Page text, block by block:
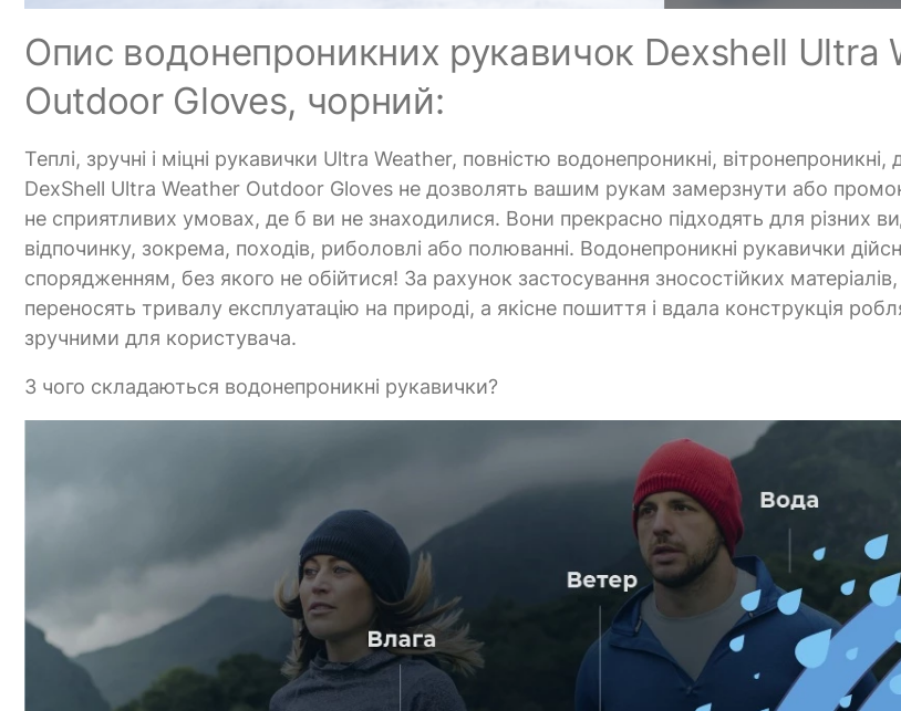
Опис водонепроникних рукавичок Dexshell Ultra
Outdoor Gloves, чорний:
Теплі, зручні і міцні рукавички Ultra Weather, повністю водонепроникні,
DexShell Ultra Weather Outdoor Gloves не дозволять вашим рукам замерзнути або
не сприятливих умовах, де б ви не знаходилися. Вони прекрасно підходять для різних
відпочинку, зокрема, походів, риболовлі або полюванні. Водонепроникні рукавички
спорядженням, без якого не обійтися! За рахунок застосування зносостійких
переносять тривалу експлуатацію на природі, а якісне пошиття і вдала конструкція
зручними для користувача.
З чого складаються водонепроникні рукавички?